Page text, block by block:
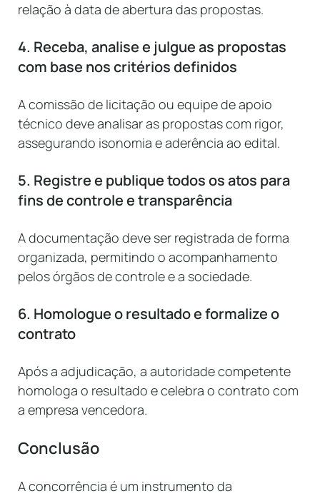
relação à data de abertura das propostas.
4. Receba, analise e julgue as propostas
com base nos critérios definidos
A comissão de licitação ou equipe de apoio
técnico deve analisar as propostas com rigor,
assegurando isonomia e aderência ao edital.
5. Registre e publique todos os atos para
fins de controle e transparência
A documentação deve ser registrada de forma
organizada, permitindo o acompanhamento
pelos órgãos de controle e a sociedade.
6. Homologue o resultado e formalize o
contrato
Após a adjudicação, a autoridade competente
homologa o resultado e celebra o contrato com
a empresa vencedora.
Conclusão
A concorrência é um instrumento da